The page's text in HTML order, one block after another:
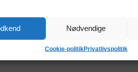
Nødvendige
Cookie-politikPrivatlivspolitik